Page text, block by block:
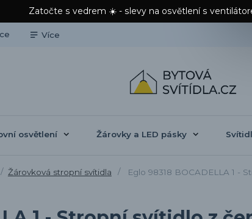
Zatočte s vedrem ☀️ - slevy na osvětlení s
Více
osvětlení Žárovky a LED pásky
Žárovková stropní svítidla Eglo 98318 BOCADELLA 1 -